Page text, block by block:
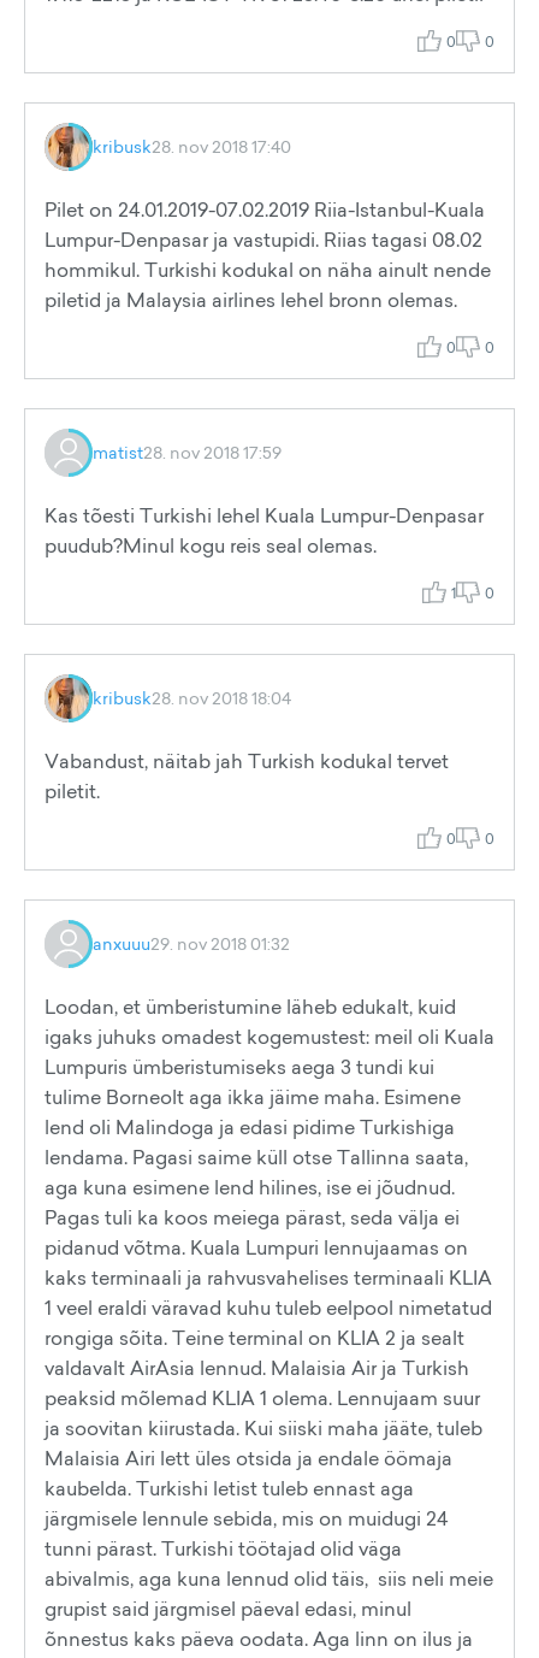
0 0
kribusk28. nov 2018 17:40
Pilet on 24.01.2019-07.02.2019 Riia-Istanbul-Kuala
Lumpur-Denpasar ja vastupidi. Riias tagasi 08.02
hommikul. Turkishi kodukal on näha ainult nende
piletid ja Malaysia airlines lehel bronn olemas.
0 0
matist28. nov 2018 17:59
Kas tõesti Turkishi lehel Kuala Lumpur-Denpasar
puudub?Minul kogu reis seal olemas.
1 0
kribusk28. nov 2018 18:04
Vabandust, näitab jah Turkish kodukal tervet
piletit.
0 0
anxuuu29. nov 2018 01:32
Loodan, et ümberistumine läheb edukalt, kuid
igaks juhuks omadest kogemustest: meil oli Kuala
Lumpuris ümberistumiseks aega 3 tundi kui
tulime Borneolt aga ikka jäime maha. Esimene
lend oli Malindoga ja edasi pidime Turkishiga
lendama. Pagasi saime küll otse Tallinna saata,
aga kuna esimene lend hilines, ise ei jõudnud.
Pagas tuli ka koos meiega pärast, seda välja ei
pidanud võtma. Kuala Lumpuri lennujaamas on
kaks terminaali ja rahvusvahelises terminaali KLIA
1 veel eraldi väravad kuhu tuleb eelpool nimetatud
rongiga sõita. Teine terminal on KLIA 2 ja sealt
valdavalt AirAsia lennud. Malaisia Air ja Turkish
peaksid mõlemad KLIA 1 olema. Lennujaam suur
ja soovitan kiirustada. Kui siiski maha jääte, tuleb
Malaisia Airi lett üles otsida ja endale öömaja
kaubelda. Turkishi letist tuleb ennast aga
järgmisele lennule sebida, mis on muidugi 24
tunni pärast. Turkishi töötajad olid väga
abivalmis, aga kuna lennud olid täis, siis neli meie
grupist said järgmisel päeval edasi, minul
õnnestus kaks päeva oodata. Aga linn on ilus ja